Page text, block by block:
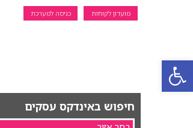
פתח סרגל נגישות
מועדון לקוחות כניסה למערכת
חיפוש באינדקס עסקים